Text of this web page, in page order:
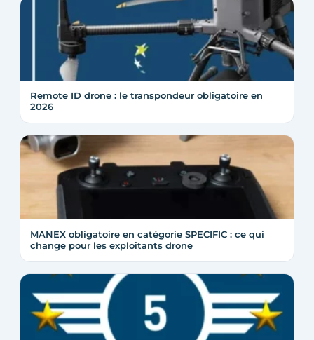
Remote ID drone : le transpondeur obligatoire en
2026
MANEX obligatoire en catégorie SPECIFIC : ce qui
change pour les exploitants drone